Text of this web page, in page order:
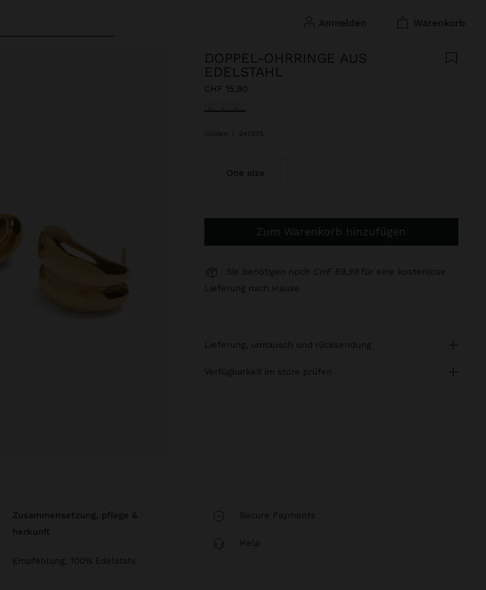
anmelden warenkorb
DOPPEL-OHRRINGE AUS
EDELSTAHL
CHF 15,90
ausgewählt
Golden 247875
One size
Zum Warenkorb hinzufügen
Sie benötigen noch CHF 59,99 für eine kostenlose
Lieferung nach Hause
lieferung, umtausch und rücksendung
verfügbarkeit im store prüfen
zusammensetzung, pflege &
herkunft
Empfehlung: 100% Edelstahl
Secure Payments
Help